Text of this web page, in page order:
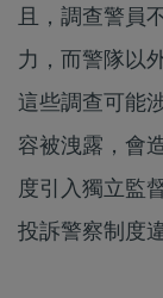
且，調查警員
力，而警隊以
這些調查可能
容被洩露，會
度引入獨立監
投訴警察制度